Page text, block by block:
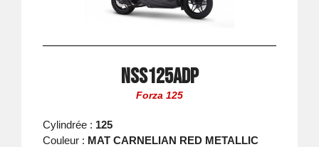
NSS125ADP
Forza 125
Cylindrée : 125
Couleur : MAT CARNELIAN RED METALLIC